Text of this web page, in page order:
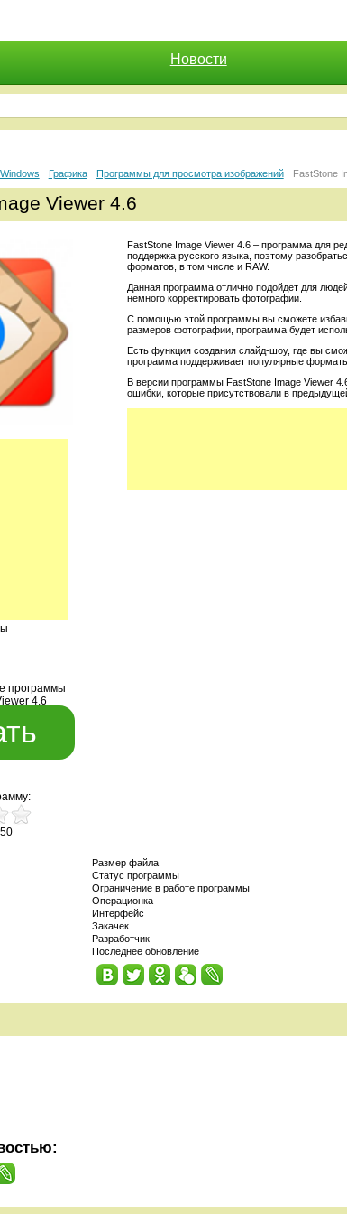
Новости
Windows Графика Программы для просмотра изображений FastStone
Viewer 4.6
программы
4.6
FastStone Image Viewer 4.6 – программа для
поддержка русского языка, поэтому
форматов, в том числе и RAW.
Данная программа отлично подойдет для
немного корректировать фотографии.
С помощью этой программы вы сможете
размеров фотографии, программа будет
Есть функция создания слайд-шоу, где вы
программа поддерживает популярные
В версии программы FastStone Image Viewer
ошибки, которые присутствовали в
Размер файла
Статус программы
Ограничение в работе программы
Операционка
Интерфейс
Закачек
Разработчик
Последнее обновление